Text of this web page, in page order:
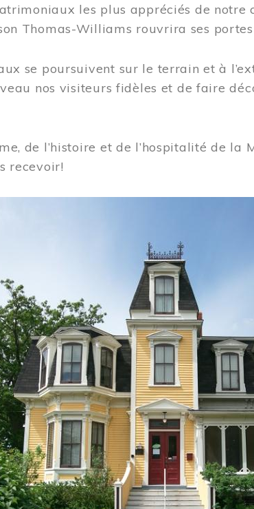
les plus appréciés de notre
Thomas-Williams rouvrira ses
se poursuivent sur le terrain et à
nos visiteurs fidèles et de faire
de l’histoire et de l’hospitalité de la
recevoir!